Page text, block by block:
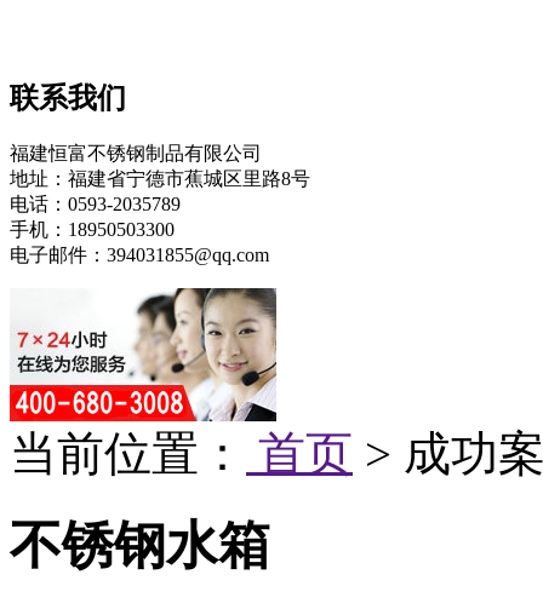
联系我们
福建恒富不锈钢制品有限公司
地址：福建省宁德市蕉城区里路8号
电话：0593-2035789
手机：18950503300
电子邮件：394031855@qq.com
当前位置： 首页 > 成功
不锈钢水箱